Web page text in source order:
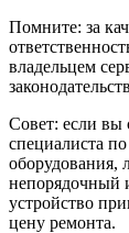
Помните: за
владельцем
Совет: если вы
специалиста
оборудования,
непорядочный
устройство
цену ремонта.